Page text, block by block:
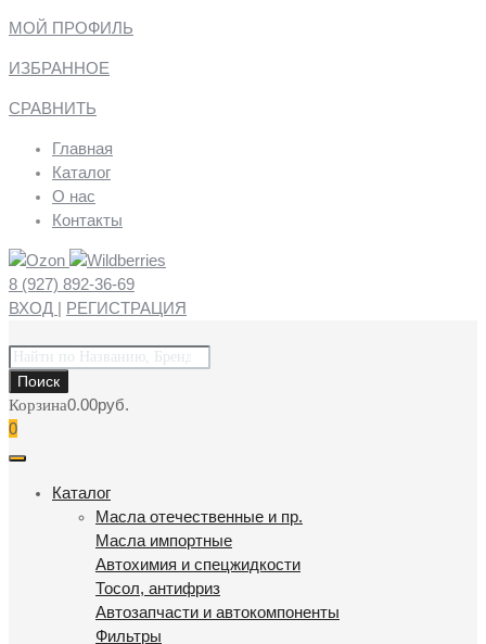
МОЙ ПРОФИЛЬ
ИЗБРАННОЕ
СРАВНИТЬ
Главная
Каталог
О нас
Контакты
8 (927) 892-36-69
ВХОД | РЕГИСТРАЦИЯ
Поиск
товаров
Поиск
Корзина0.00руб.
0
Каталог
Масла отечественные и пр.
Масла импортные
Автохимия и спецжидкости
Тосол, антифриз
Автозапчасти и автокомпоненты
Фильтры